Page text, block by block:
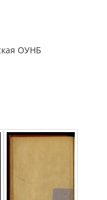
ОУНБ